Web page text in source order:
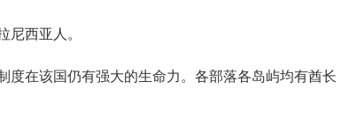
尼西亚人。
度在该国仍有强大的生命力。各部落各岛屿均有酋